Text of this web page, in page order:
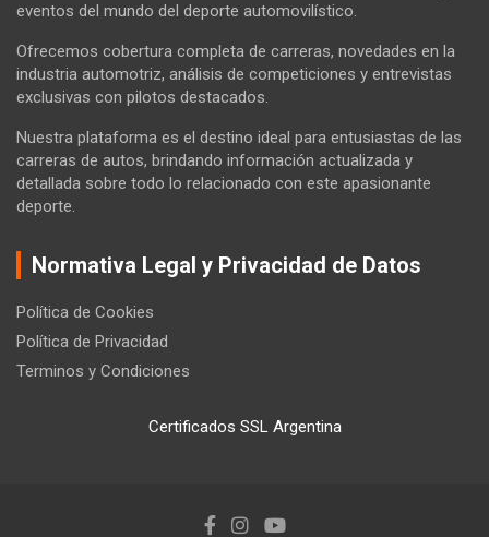
eventos del mundo del deporte automovilístico.
Ofrecemos cobertura completa de carreras, novedades en la
industria automotriz, análisis de competiciones y entrevistas
exclusivas con pilotos destacados.
Nuestra plataforma es el destino ideal para entusiastas de las
carreras de autos, brindando información actualizada y
detallada sobre todo lo relacionado con este apasionante
deporte.
Normativa Legal y Privacidad de Datos
Política de Cookies
Política de Privacidad
Terminos y Condiciones
Certificados SSL Argentina